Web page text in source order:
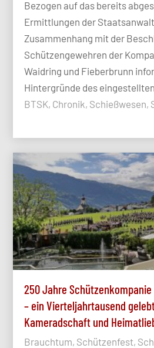
Bezogen auf das bereits
Ermittlungen der
Zusammenhang mit der
Schützengewehren der
Waidring und Fieberbrunn
Hintergründe des
BTSK, Chronik, Schießwesen,
250 Jahre Schützenkompanie
– ein Vierteljahrtausend
Kameradschaft und
Brauchtum, Schützenfest,